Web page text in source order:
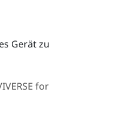
Gerät zu
for